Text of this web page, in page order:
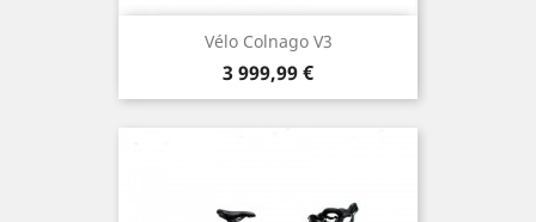
Vélo Colnago V3
Prix
3 999,99 €